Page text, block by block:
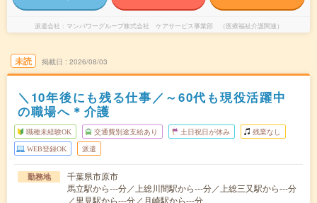
派遣会社 マンパワーグループ株式会社 ケアサービス事業部 （医療福祉介護関連）
未読 掲載日 2026/08/03
＼10年後にも残る仕事／～60代も現役活躍中
の職場へ＊介護
職種未経験OK 交通費別途支給あり 土日祝日が休み 残業なし
WEB登録OK 派遣
勤務地
千葉県市原市
馬立駅から---分／上総川間駅から---分／上総三又駅から---分
／里見駅から---分／月崎駅から---分